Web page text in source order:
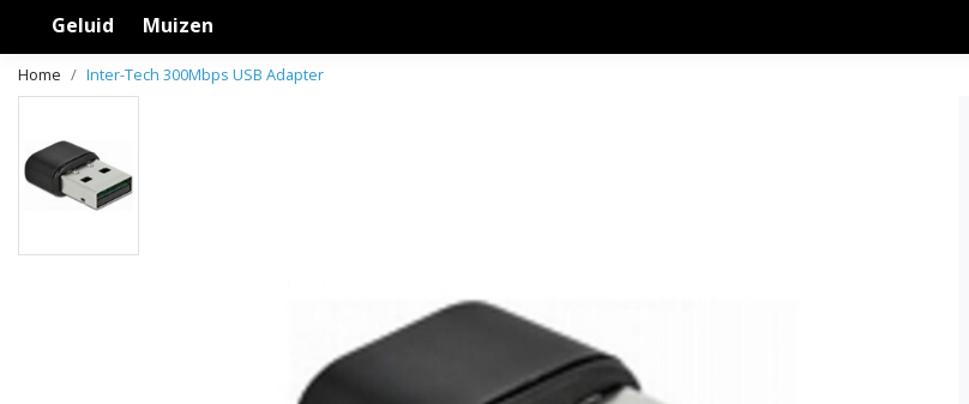
Geluid Muizen
Home Inter-Tech 300Mbps USB Adapter